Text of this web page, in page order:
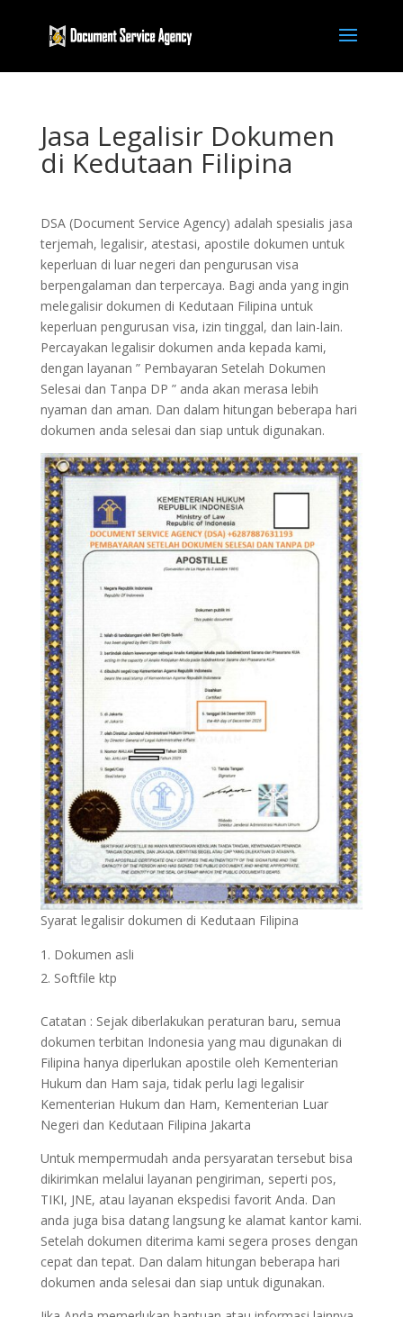
Jasa Legalisir Dokumen
di Kedutaan Filipina
DSA (Document Service Agency) adalah spesialis jasa
terjemah, legalisir, atestasi, apostile dokumen untuk
keperluan di luar negeri dan pengurusan visa
berpengalaman dan terpercaya. Bagi anda yang ingin
melegalisir dokumen di Kedutaan Filipina untuk
keperluan pengurusan visa, izin tinggal, dan lain-lain.
Percayakan legalisir dokumen anda kepada kami,
dengan layanan ” Pembayaran Setelah Dokumen
Selesai dan Tanpa DP ” anda akan merasa lebih
nyaman dan aman. Dan dalam hitungan beberapa hari
dokumen anda selesai dan siap untuk digunakan.
Syarat legalisir dokumen di Kedutaan Filipina
Dokumen asli
Softfile ktp
Catatan : Sejak diberlakukan peraturan baru, semua
dokumen terbitan Indonesia yang mau digunakan di
Filipina hanya diperlukan apostile oleh Kementerian
Hukum dan Ham saja, tidak perlu lagi legalisir
Kementerian Hukum dan Ham, Kementerian Luar
Negeri dan Kedutaan Filipina Jakarta
Untuk mempermudah anda persyaratan tersebut bisa
dikirimkan melalui layanan pengiriman, seperti pos,
TIKI, JNE, atau layanan ekspedisi favorit Anda. Dan
anda juga bisa datang langsung ke alamat kantor kami.
Setelah dokumen diterima kami segera proses dengan
cepat dan tepat. Dan dalam hitungan beberapa hari
dokumen anda selesai dan siap untuk digunakan.